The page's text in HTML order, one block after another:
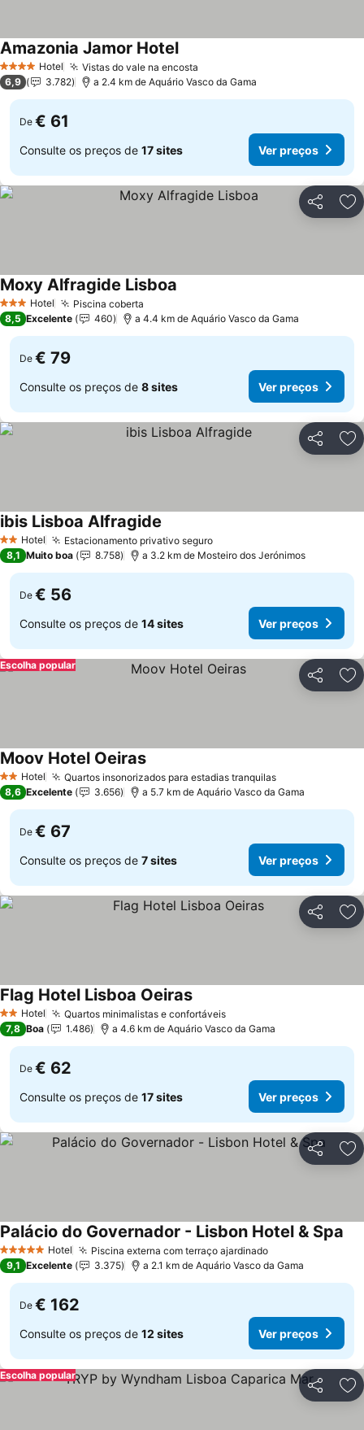
4 EstrelasHotel Vistas do vale na encosta
Amazonia Jamor HotelVer preços
6,9 3.782 a 2.4 km de Aquário Vasco da Gama
De € 61
Consulte os preços de 17 sites Ver preços
Partilhar
3 EstrelasHotel Piscina coberta
Moxy Alfragide Lisboa
8,5 Excelente 460 a 4.4 km de Aquário Vasco da Gama
De € 79
Consulte os preços de 8 sites Ver preços
Partilhar
2 Estrelas
Hotel Estacionamento privativo seguroVer preços
ibis Lisboa Alfragide
8,1 Muito boa 8.758 a 3.2 km de Mosteiro dos Jerónimos
De € 56
Consulte os preços de 14 sites Ver preços
Partilhar
Escolha popular
2 Estrelas
Hotel Quartos insonorizados para estadias tranquilasVer preços
Moov Hotel OeirasVer preços
8,6 Excelente 3.656 a 5.7 km de Aquário Vasco da Gama
De € 67
Consulte os preços de 7 sites Ver preços
Partilhar
2 Estrelas
Hotel Quartos minimalistas e confortáveisVer preços
Flag Hotel Lisboa OeirasVer preços
7,8 Boa 1.486 a 4.6 km de Aquário Vasco da Gama
De € 62
Consulte os preços de 17 sites Ver preços
Partilhar
5 Estrelas Hotel Piscina externa com terraço ajardinadoVer preços
Palácio do Governador - Lisbon Hotel & Spa
9,1 Excelente 3.375 a 2.1 km de Aquário Vasco da Gama
De € 162
Consulte os preços de 12 sites Ver preços
Partilhar
Escolha popular